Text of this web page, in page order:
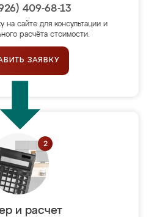
409-68-13
на сайте для консультации и
расчёта стоимости.
ЗАЯВКУ
и расчет